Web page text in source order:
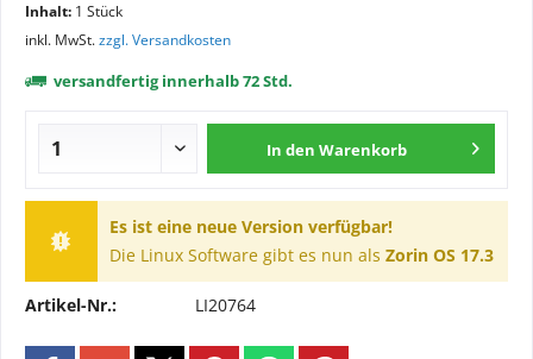
Inhalt: 1 Stück
inkl. MwSt.zzgl. Versandkosten
versandfertig innerhalb 72 Std.
In den Warenkorb
Es ist eine neue Version verfügbar!
Die Linux Software gibt es nun als Zorin OS 17.3
Artikel-Nr.: LI20764